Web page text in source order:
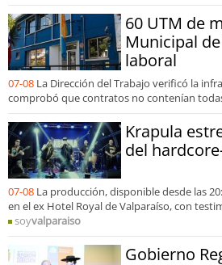
60 UTM de
Municipal
laboral
07-08 La Dirección del Trabajo verificó la
comprobó que contratos no contenían
Krapula
del
07-08 La producción, disponible desde las
en el ex Hotel Royal de Valparaíso, con
soyvalparaiso
Gobierno